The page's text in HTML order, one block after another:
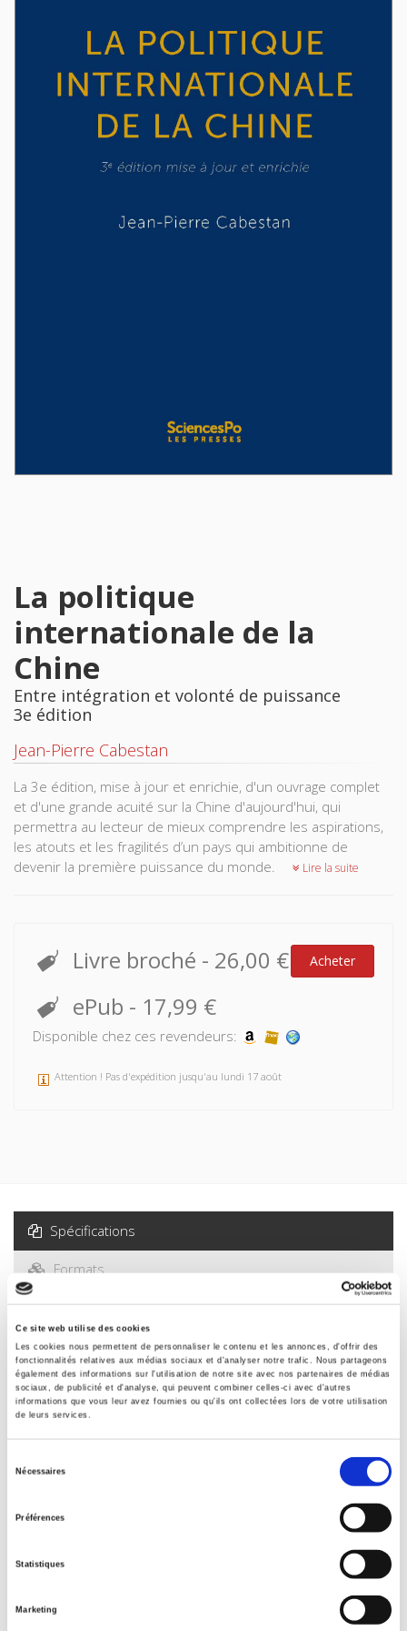
Ce site web utilise des cookies
Les cookies nous permettent de personnaliser le contenu et les annonces, d'offrir des
fonctionnalités relatives aux médias sociaux et d'analyser notre trafic. Nous partageons
également des informations sur l'utilisation de notre site avec nos partenaires de médias
sociaux, de publicité et d'analyse, qui peuvent combiner celles-ci avec d'autres
informations que vous leur avez fournies ou qu'ils ont collectées lors de votre utilisation
de leurs services.
Nécessaires
Préférences
Statistiques
Marketing
La politique
internationale de la
Chine
Entre intégration et volonté de puissance
3e édition
Jean-Pierre Cabestan
La 3e édition, mise à jour et enrichie, d'un ouvrage complet
et d'une grande acuité sur la Chine d'aujourd'hui, qui
permettra au lecteur de mieux comprendre les aspirations,
les atouts et les fragilités d’un pays qui ambitionne de
devenir la première puissance du monde.
Lire la suite
Livre broché - 26,00 € Acheter
ePub - 17,99 €
Disponible chez ces revendeurs:
Attention ! Pas d'expédition jusqu'au lundi 17 août
Spécifications
Formats
Sommaire
Spécifications
Presses de Sciences Po
Édition
Auteur
Collection
Langue